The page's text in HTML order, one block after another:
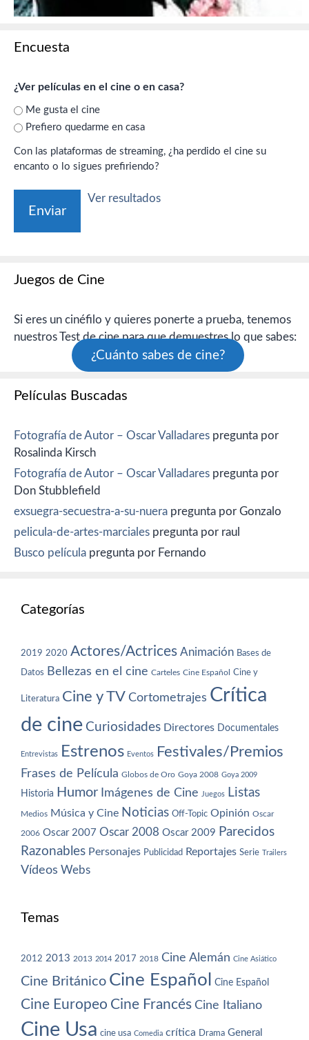
Encuesta
¿Ver películas en el cine o en casa?
Me gusta el cine
Prefiero quedarme en casa
Con las plataformas de streaming, ¿ha perdido el cine su
encanto o lo sigues prefiriendo?
Ver resultados
Juegos de Cine
Si eres un cinéfilo y quieres ponerte a prueba, tenemos
nuestros Test de cine para que demuestres lo que sabes:
¿Cuánto sabes de cine?
Películas Buscadas
Fotografía de Autor – Oscar Valladares pregunta por
Rosalinda Kirsch
Fotografía de Autor – Oscar Valladares pregunta por
Don Stubblefield
exsuegra-secuestra-a-su-nuera pregunta por Gonzalo
pelicula-de-artes-marciales pregunta por raul
Busco película pregunta por Fernando
Categorías
2019 2020 Actores/Actrices Animación Bases de
Datos Bellezas en el cine Carteles Cine Español Cine y
Literatura Cine y TV Cortometrajes Crítica
de cine Curiosidades Directores Documentales
Entrevistas Estrenos Eventos Festivales/Premios
Frases de Película Globos de Oro Goya 2008 Goya 2009
Historia Humor Imágenes de Cine Juegos Listas
Medios Música y Cine Noticias Off-Topic Opinión Oscar
2006 Oscar 2007 Oscar 2008 Oscar 2009 Parecidos
Razonables Personajes Publicidad Reportajes Serie Trailers
Vídeos Webs
Temas
2012 2013 2013 2014 2017 2018 Cine Alemán Cine Asiático
Cine Británico Cine Español Cine Español
Cine Europeo Cine Francés Cine Italiano
Cine Usa cine usa Comedia crítica Drama General